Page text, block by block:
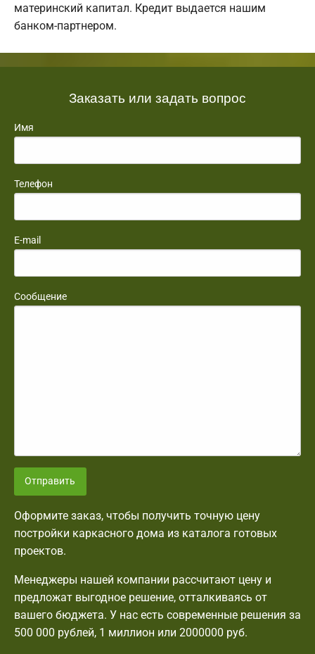
материнский капитал. Кредит выдается нашим
банком-партнером.
Заказать или задать вопрос
Имя
Телефон
E-mail
Сообщение
Отправить
Оформите заказ, чтобы получить точную цену
постройки каркасного дома из каталога готовых
проектов.
Менеджеры нашей компании рассчитают цену и
предложат выгодное решение, отталкиваясь от
вашего бюджета. У нас есть современные решения за
500 000 рублей, 1 миллион или 2000000 руб.